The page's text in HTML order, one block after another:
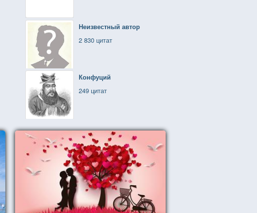
Неизвестный автор
2 830 цитат
Конфуций
249 цитат